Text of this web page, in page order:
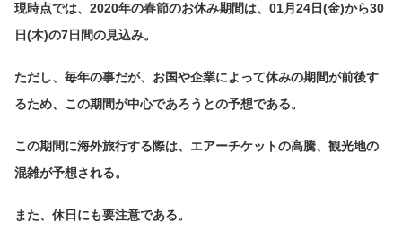
現時点では、2020年の春節のお休み期間は、01月24日(金)から30
日(木)の7日間の見込み。
ただし、毎年の事だが、お国や企業によって休みの期間が前後す
るため、この期間が中心であろうとの予想である。
この期間に海外旅行する際は、エアーチケットの高騰、観光地の
混雑が予想される。
また、休日にも要注意である。